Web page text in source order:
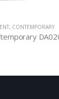
, CONTEMPORARY